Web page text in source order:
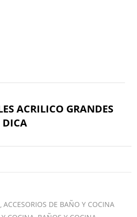
ACRILICO GRANDES
DICA
ACCESORIOS DE BAÑO Y COCINA